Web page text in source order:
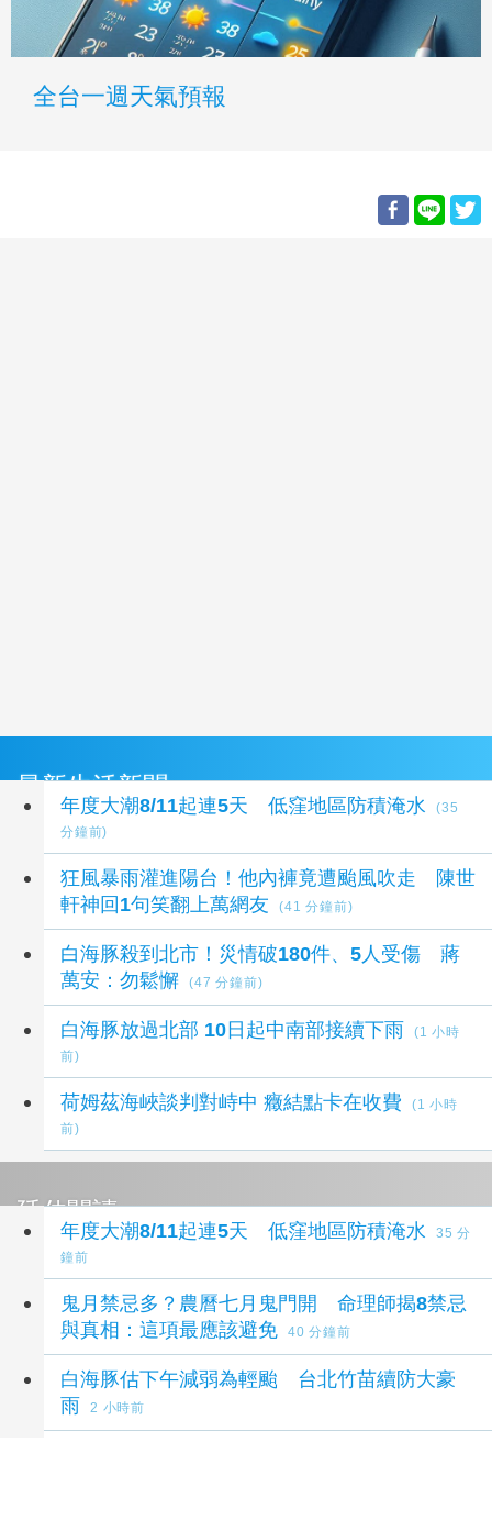
全台一週天氣預報
最新生活新聞
年度大潮8/11起連5天 低窪地區防積淹水
(35
分鐘前)
狂風暴雨灌進陽台！他內褲竟遭颱風吹走 陳世
軒神回1句笑翻上萬網友
(41 分鐘前)
白海豚殺到北市！災情破180件、5人受傷 蔣
萬安：勿鬆懈
(47 分鐘前)
白海豚放過北部 10日起中南部接續下雨
(1 小時
前)
荷姆茲海峽談判對峙中 癥結點卡在收費
(1 小時
前)
延伸閱讀
年度大潮8/11起連5天 低窪地區防積淹水
35 分
鐘前
鬼月禁忌多？農曆七月鬼門開 命理師揭8禁忌
與真相：這項最應該避免
40 分鐘前
白海豚估下午減弱為輕颱 台北竹苗續防大豪
雨
2 小時前